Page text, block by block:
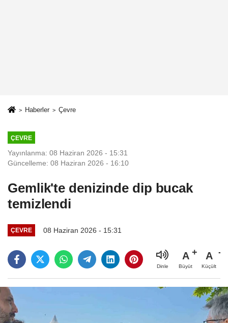
Haberler Çevre
ÇEVRE
Yayınlanma: 08 Haziran 2026 - 15:31
Güncelleme: 08 Haziran 2026 - 16:10
Gemlik'te denizinde dip bucak
temizlendi
ÇEVRE 08 Haziran 2026 - 15:31
Dinle
A
Büyüt
A
Küçült